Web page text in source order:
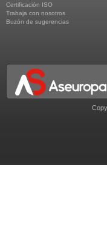
Certificación ISO
Trabaja con nosotros
Buzón de sugerencias